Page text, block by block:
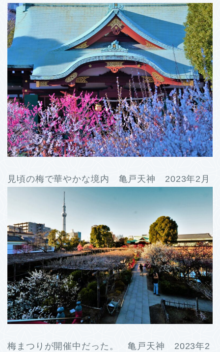
見頃の梅で華やかな境内 亀戸天神 2023年2月
梅まつりが開催中だった。 亀戸天神 2023年2